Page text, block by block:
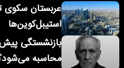
عربستان سکوی
استیبل‌کوین‌ها
بازنشستگی پیش
محاسبه